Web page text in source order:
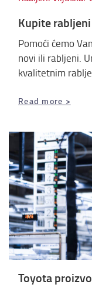
Kupite
Pomoći ćemo
novi ili rabljeni.
kvalitetnim
Read more >
Toyota